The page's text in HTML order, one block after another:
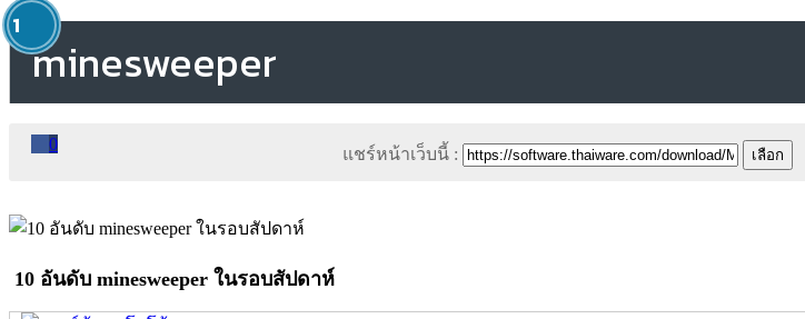
minesweeper
0
แชร์หน้าเว็บนี้ :
10 อันดับ minesweeper ในรอบสัปดาห์
1